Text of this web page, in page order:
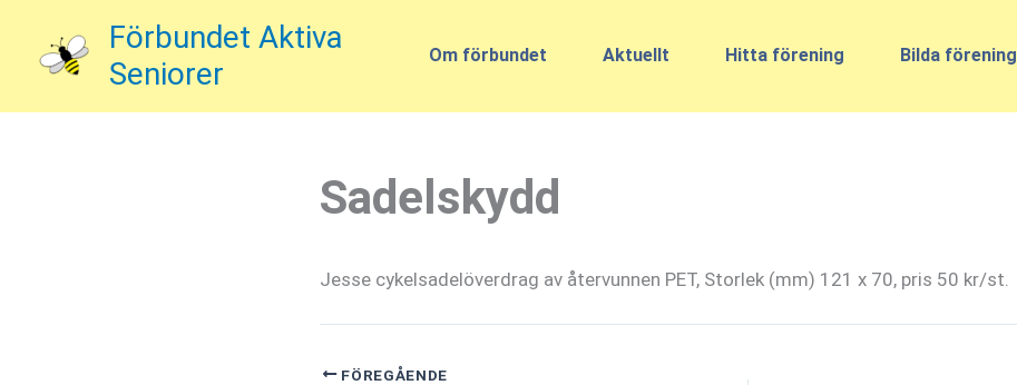
innehåll
Förbundet Aktiva
Seniorer
Om förbundet Aktuellt Hitta förening Bilda förening
Sadelskydd
Jesse cykelsadelöverdrag av återvunnen PET, Storlek (mm) 121 x 70, pris 50 kr/st.
FÖREGÅENDE